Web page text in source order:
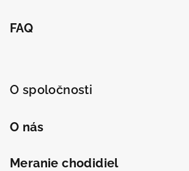
FAQ
O spoločnosti
O nás
Meranie chodidiel